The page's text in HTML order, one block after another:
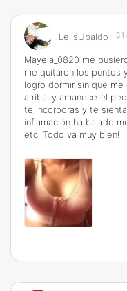
LeiisUbaldo 31
Mayela_0820 me
me quitaron los puntos
logró dormir sin que
arriba, y amanece el
te incorporas y te
inflamación ha bajado
etc. Todo va muy bien!